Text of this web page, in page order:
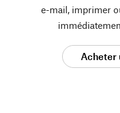
e-mail, imprimer
Acheter